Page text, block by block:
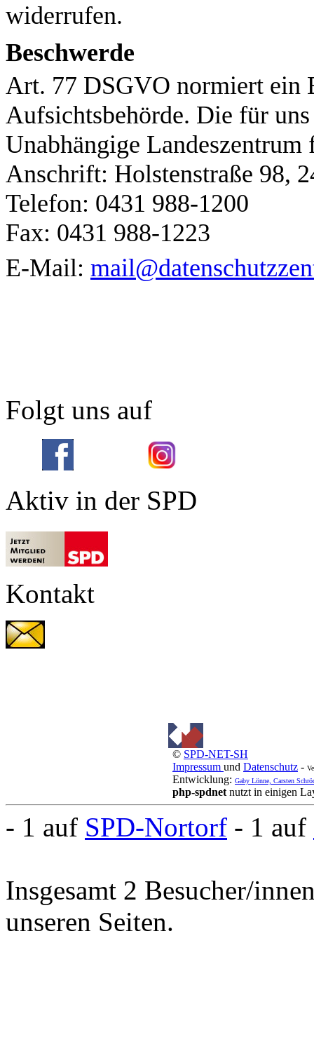
widerrufen.
Beschwerde
Art. 77 DSGVO normiert ein
Aufsichtsbehörde. Die für
Unabhängige
Anschrift: Holstenstraße 98,
Telefon: 0431 988-1200
Fax: 0431 988-1223
E-Mail:
Folgt uns auf
Aktiv in der SPD
Kontakt
© SPD-NET-SH
Impressum und Datenschutz -
Entwicklung: Gaby Lönne, Carsten
php-spdnet nutzt in einigen
- 1 auf SPD-Nortorf - 1 auf
Insgesamt 2 Besucher/
unseren Seiten.